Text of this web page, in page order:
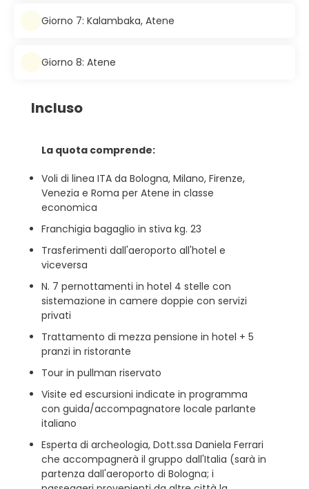
Giorno 7: Kalambaka, Atene
Giorno 8: Atene
Incluso
La quota comprende:
Voli di linea ITA da Bologna, Milano, Firenze,
Venezia e Roma per Atene in classe
economica
Franchigia bagaglio in stiva kg. 23
Trasferimenti dall'aeroporto all'hotel e
viceversa
N. 7 pernottamenti in hotel 4 stelle con
sistemazione in camere doppie con servizi
privati
Trattamento di mezza pensione in hotel + 5
pranzi in ristorante
Tour in pullman riservato
Visite ed escursioni indicate in programma
con guida/accompagnatore locale parlante
italiano
Esperta di archeologia, Dott.ssa Daniela Ferrari
che accompagnerà il gruppo dall'Italia (sarà in
partenza dall'aeroporto di Bologna; i